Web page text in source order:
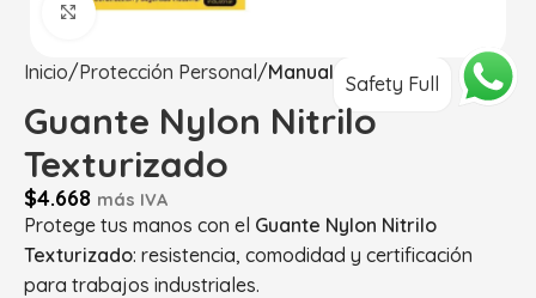
Haga Click para agrandar
Inicio Protección Personal Manual Safety Full
Guante Nylon Nitrilo
Texturizado
$4.668 más IVA
Protege tus manos con el Guante Nylon Nitrilo
Texturizado: resistencia, comodidad y certificación
para trabajos industriales.